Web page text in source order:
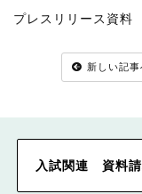
プレスリリース資料
新しい記事
入試関連 資料